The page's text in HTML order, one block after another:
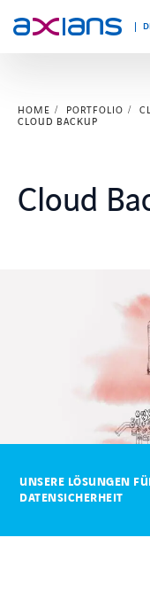
ÜBER UNS
NEWS
KARRIERE
Karriere
HOME PORTFOLIO
CLOUD BACKUP
Cloud
UNSERE LÖSUNGEN
DATENSICHERHEIT